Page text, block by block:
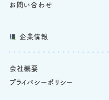
お問い合わせ
企業情報
会社概要
プライバシーポリシー